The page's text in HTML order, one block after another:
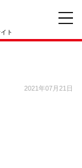
ト
2021年07月21日